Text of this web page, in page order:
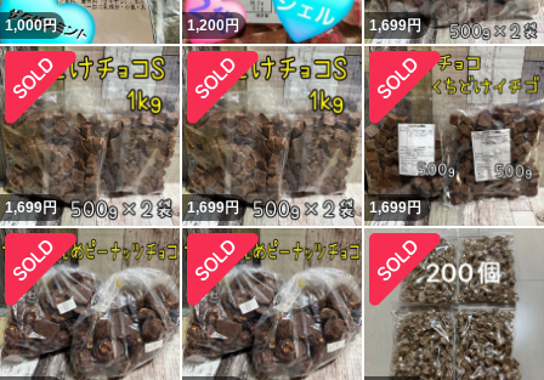
1,000円 1,200円 1,699円
1,699円 1,699円 1,699円